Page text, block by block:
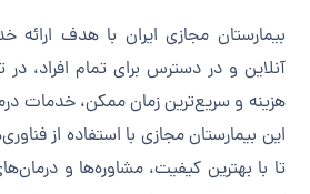
بیمارستان مجازی ایران با هدف
آنلاین و در دسترس برای تمام افراد،
هزینه و سریع‌ترین زمان ممکن، خدمات
این بیمارستان مجازی با استفاده از
تا با بهترین کیفیت، مشاوره‌ها و